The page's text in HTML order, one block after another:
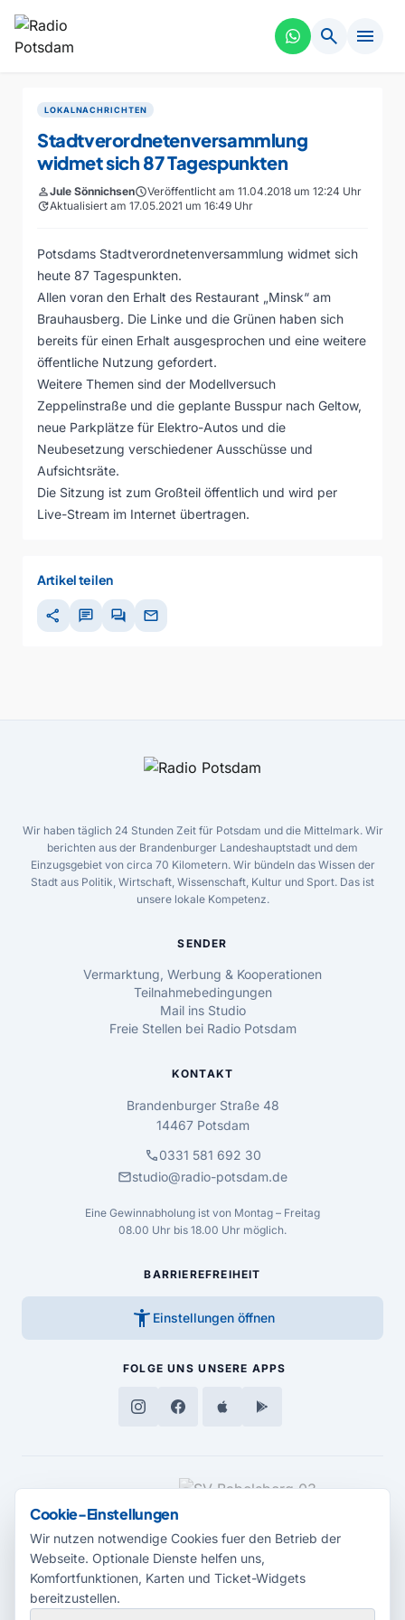
search menu
LOKALNACHRICHTEN
Stadtverordnetenversammlung
widmet sich 87 Tagespunkten
personJule SönnichsenscheduleVeröffentlicht am 11.04.2018 um 12:24 Uhr
updateAktualisiert am 17.05.2021 um 16:49 Uhr
Potsdams Stadtverordnetenversammlung widmet sich
heute 87 Tagespunkten.
Allen voran den Erhalt des Restaurant „Minsk“ am
Brauhausberg. Die Linke und die Grünen haben sich
bereits für einen Erhalt ausgesprochen und eine weitere
öffentliche Nutzung gefordert.
Weitere Themen sind der Modellversuch
Zeppelinstraße und die geplante Busspur nach Geltow,
neue Parkplätze für Elektro-Autos und die
Neubesetzung verschiedener Ausschüsse und
Aufsichtsräte.
Die Sitzung ist zum Großteil öffentlich und wird per
Live-Stream im Internet übertragen.
Artikel teilen
share chat forum mail
Wir haben täglich 24 Stunden Zeit für Potsdam und die Mittelmark. Wir
berichten aus der Brandenburger Landeshauptstadt und dem
Einzugsgebiet von circa 70 Kilometern. Wir bündeln das Wissen der
Stadt aus Politik, Wirtschaft, Wissenschaft, Kultur und Sport. Das ist
unsere lokale Kompetenz.
SENDER
Vermarktung, Werbung & Kooperationen
Teilnahmebedingungen
Mail ins Studio
Freie Stellen bei Radio Potsdam
KONTAKT
Brandenburger Straße 48
14467 Potsdam
call0331 581 692 30
mailstudio@radio-potsdam.de
Eine Gewinnabholung ist von Montag – Freitag
08.00 Uhr bis 18.00 Uhr möglich.
BARRIEREFREIHEIT
accessibility_new Einstellungen öffnen
FOLGE UNS UNSERE APPS
MEDIENPARTNER
Cookie-Einstellungen
Wir nutzen notwendige Cookies fuer den Betrieb der
Webseite. Optionale Dienste helfen uns,
Komfortfunktionen, Karten und Ticket-Widgets
bereitzustellen.